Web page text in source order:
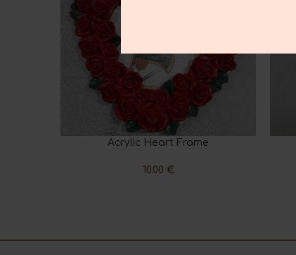
ADD TO CARTAcrylic Heart Frame
10.00 €